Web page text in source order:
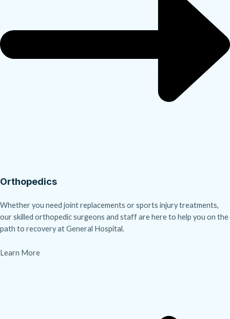
Orthopedics
Whether you need joint replacements or sports injury treatments,
our skilled orthopedic surgeons and staff are here to help you on the
path to recovery at General Hospital.
Learn More